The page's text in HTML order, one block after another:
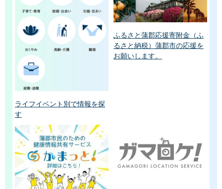
ライフイベント別で情報を探
す
ふるさと蒲郡応援寄附金（ふ
るさと納税）蒲郡市の応援を
お願いします。